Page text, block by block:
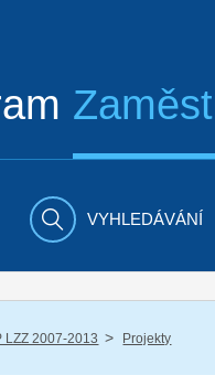
VYHLEDÁVÁNÍ
LZZ 2007-2013 / Projekty